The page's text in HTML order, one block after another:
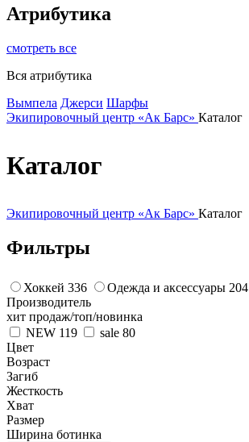
Атрибутика
смотреть все
Вся атрибутика
Вымпела Джерси Шарфы
Экипировочный центр «Ак Барс» Каталог
Каталог
Экипировочный центр «Ак Барс» Каталог
Фильтры
Хоккей 336 Одежда и аксессуары 204
Производитель
хит продаж/топ/новинка
NEW 119 sale 80
Цвет
Возраст
Загиб
Жесткость
Хват
Размер
Ширина ботинка